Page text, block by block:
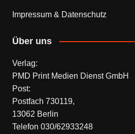
Impressum & Datenschutz
Über uns
Verlag:
PMD Print Medien Dienst GmbH
Post:
Postfach 730119,
13062 Berlin
Telefon 030/62933248